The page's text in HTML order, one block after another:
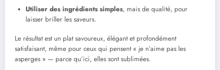
Utiliser des ingrédients simples, mais de qualité, pour
laisser briller les saveurs.
Le résultat est un plat savoureux, élégant et profondément
satisfaisant, même pour ceux qui pensent « je n’aime pas les
asperges » — parce qu’ici, elles sont sublimées.